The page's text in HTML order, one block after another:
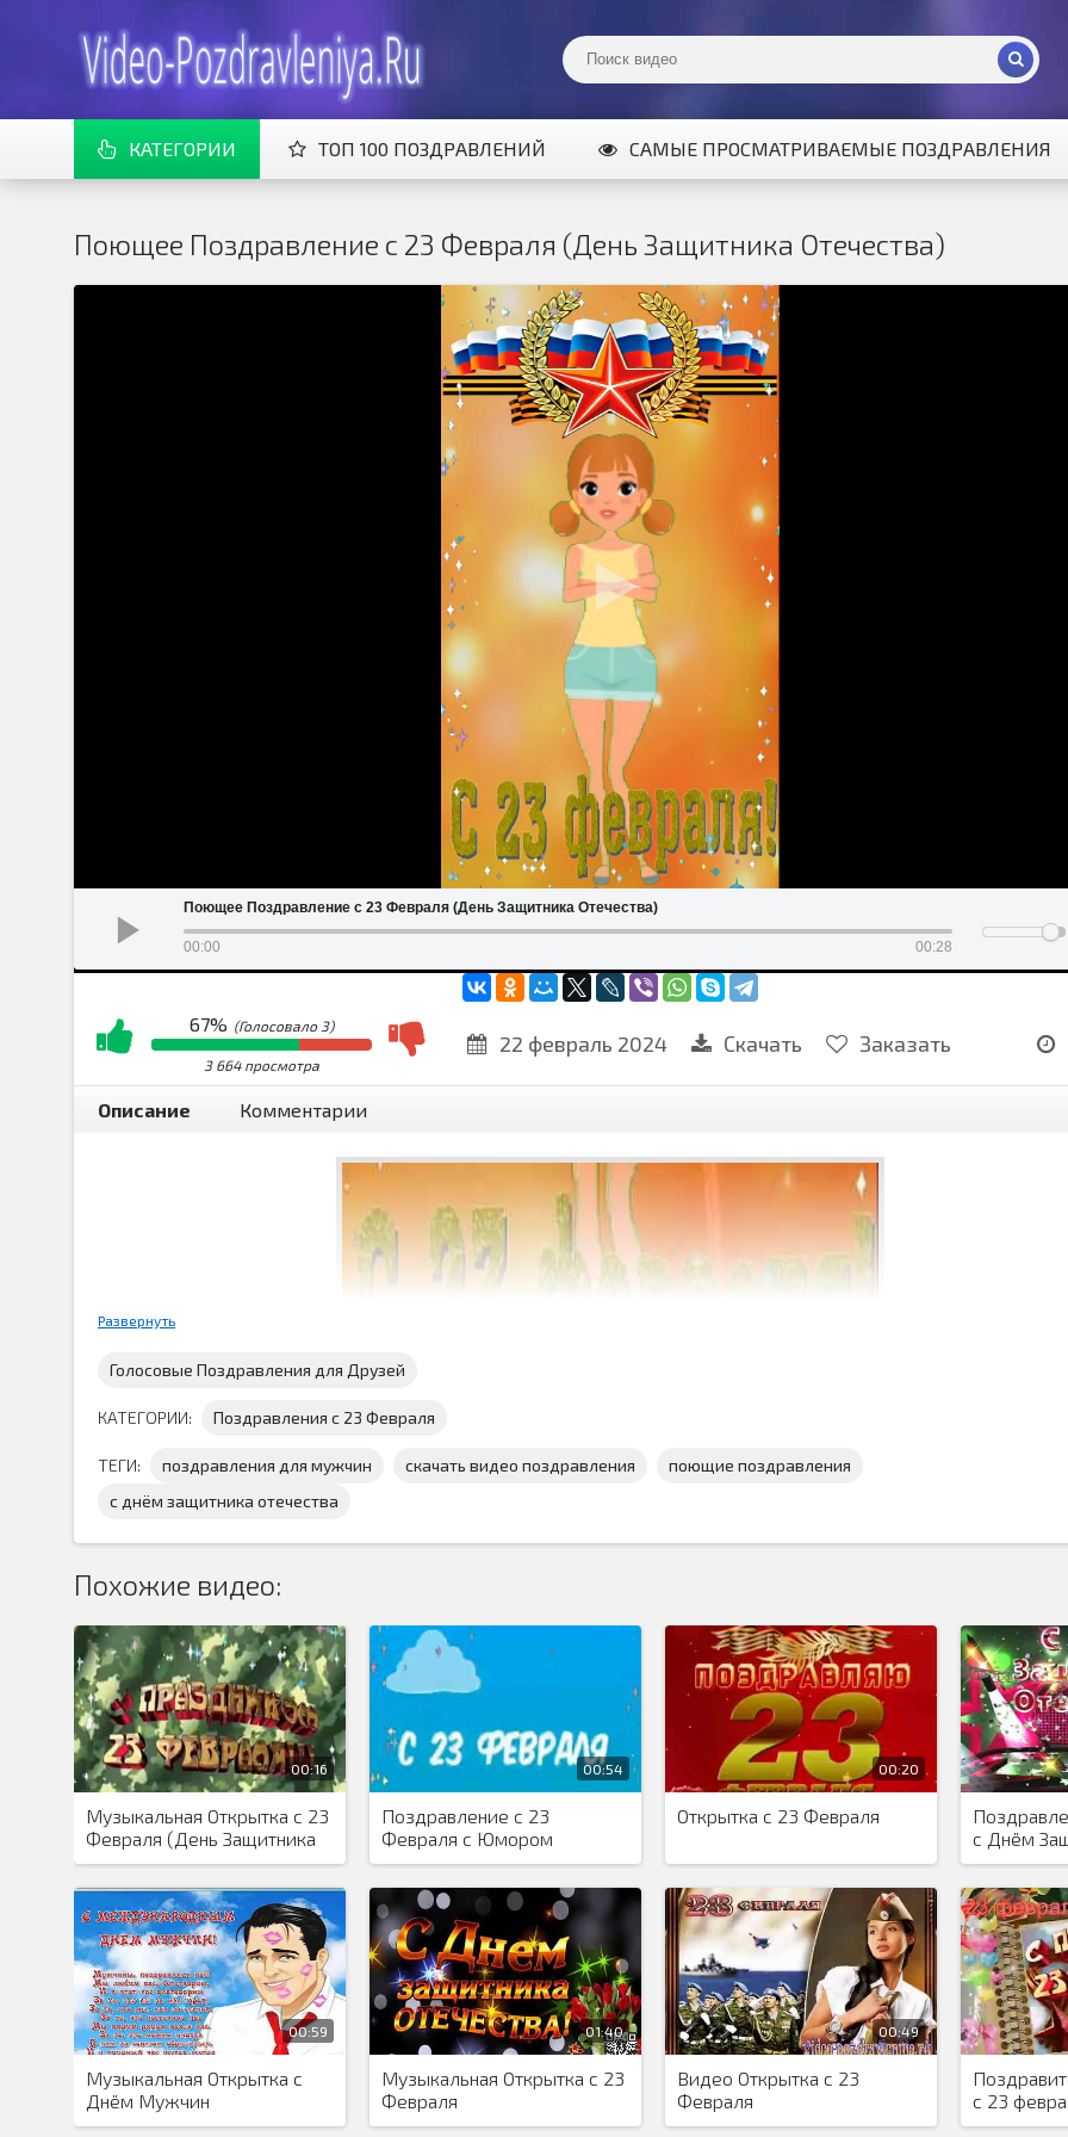
КАТЕГОРИИ ТОП 100 ПОЗДРАВЛЕНИЙ САМЫЕ ПРОСМАТРИВАЕМЫЕ ПОЗДРАВЛЕНИЯ
Поющее Поздравление с 23 Февраля (День Защитника Отечества)
Поющее Поздравление с 23 Февраля (День Защитника Отечества)
00:00 00:28
67% (Голосовало 3)
3 664 просмотра
22 февраль 2024 Скачать Заказать
Описание Комментарии
Развернуть
Голосовые Поздравления для Друзей
КАТЕГОРИИ: Поздравления с 23 Февраля
ТЕГИ: поздравления для мужчин скачать видео поздравления
поющие поздравления
с днём защитника отечества
Похожие видео:
00:16
Музыкальная Открытка с 23
Февраля (День Защитника
Отечества)
00:54
Поздравление с 23
Февраля с Юмором
00:20
Открытка с 23 Февраля
с Днём
Отечества
00:59
Музыкальная Открытка с
Днём Мужчин
01:40
Музыкальная Открытка с 23
Февраля
00:49
Видео Открытка с 23
Февраля
с 23